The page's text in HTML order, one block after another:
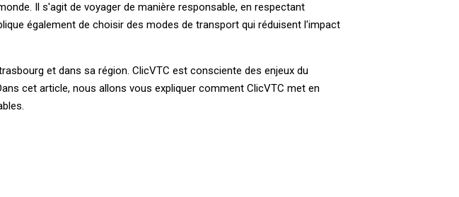
Il s'agit de voyager de manière responsable, en respectant
également de choisir des modes de transport qui réduisent l'impact
et dans sa région. ClicVTC est consciente des enjeux du
cet article, nous allons vous expliquer comment ClicVTC met en